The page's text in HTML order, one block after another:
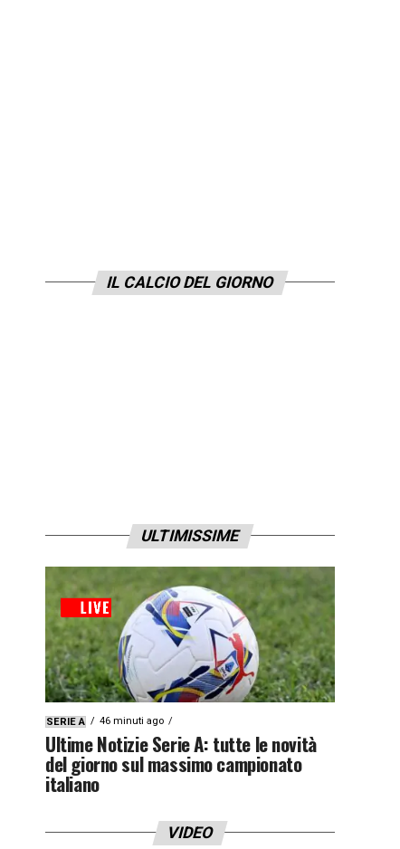
IL CALCIO DEL GIORNO
ULTIMISSIME
SERIE A 46 minuti ago
Ultime Notizie Serie A: tutte le novità
del giorno sul massimo campionato
italiano
VIDEO